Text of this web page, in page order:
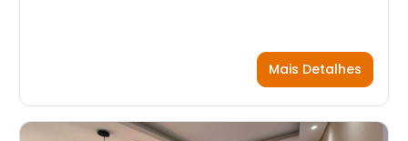
Mais Detalhes